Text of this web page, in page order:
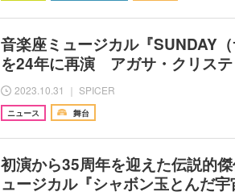
音楽座ミュージカル『SUNDAY（
を24年に再演 アガサ・クリス
2023.10.31 ｜ SPICER
ニュース 舞台
初演から35周年を迎えた伝説的
ュージカル『シャボン玉とんだ